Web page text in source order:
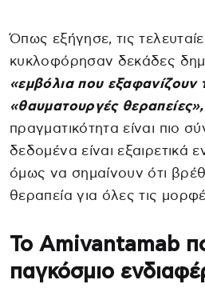
Όπως εξήγησε, τις
κυκλοφόρησαν δεκάδες
«εμβόλια που εξαφανίζουν
«θαυματουργές θεραπείες»,
πραγματικότητα είναι πιο
δεδομένα είναι εξαιρετικά
όμως να σημαίνουν ότι
θεραπεία για όλες τις
Το Amivantamab
παγκόσμιο